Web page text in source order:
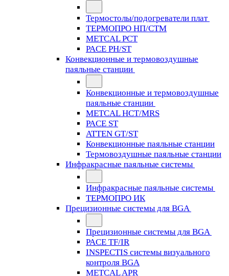
Термостолы/подогреватели плат
ТЕРМОПРО НП/СТМ
METCAL PCT
PACE PH/ST
Конвекционные и термовоздушные
паяльные станции
Конвекционные и термовоздушные
паяльные станции
METCAL HCT/MRS
PACE ST
ATTEN GT/ST
Конвекционные паяльные станции
Термовоздушные паяльные станции
Инфракрасные паяльные системы
Инфракрасные паяльные системы
ТЕРМОПРО ИК
Прецизионные системы для BGA
Прецизионные системы для BGA
PACE TF/IR
INSPECTIS системы визуального
контроля BGA
METCAL APR